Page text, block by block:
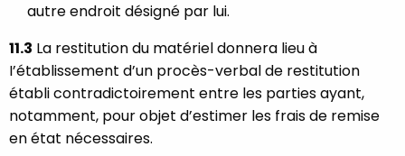
autre endroit désigné par lui.
11.3 La restitution du matériel donnera lieu à
I’établissement d’un procès-verbal de restitution
établi contradictoirement entre les parties ayant,
notamment, pour objet d’estimer les frais de remise
en état nécessaires.